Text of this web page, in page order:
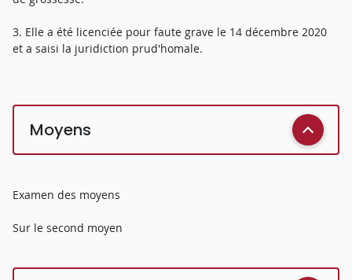
3. Elle a été licenciée pour faute grave le 14 décembre 2020
et a saisi la juridiction prud'homale.
Moyens
Examen des moyens
Sur le second moyen